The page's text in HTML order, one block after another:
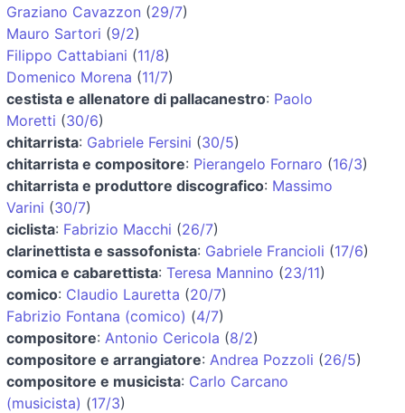
Graziano Cavazzon (29/7)
Mauro Sartori (9/2)
Filippo Cattabiani (11/8)
Domenico Morena (11/7)
cestista e allenatore di pallacanestro: Paolo
Moretti (30/6)
chitarrista: Gabriele Fersini (30/5)
chitarrista e compositore: Pierangelo Fornaro (16/3)
chitarrista e produttore discografico: Massimo
Varini (30/7)
ciclista: Fabrizio Macchi (26/7)
clarinettista e sassofonista: Gabriele Francioli (17/6)
comica e cabarettista: Teresa Mannino (23/11)
comico: Claudio Lauretta (20/7)
Fabrizio Fontana (comico) (4/7)
compositore: Antonio Cericola (8/2)
compositore e arrangiatore: Andrea Pozzoli (26/5)
compositore e musicista: Carlo Carcano
(musicista) (17/3)